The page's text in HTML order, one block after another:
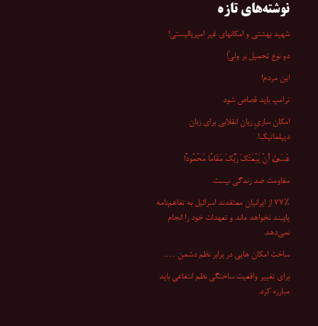
نوشته‌های تازه
شهید بهشتی و امکانهای غیر امپریالیستی!
دو نوع تحمیل بر ولیّ!
این مردم!
ترامپ باید قصاص شود
امکان سازیِ زبان انقلابی برای زبان
دیپلماتیک!
عَسَىٰ أَنْ یَبْعَثَکَ رَبُّکَ مَقَامًا مَحْمُودًا
مقاومت ضد زندگی نیست.
۷۷٪ از ایرانیان معتقدند اسرائیل به تفاهم‌نامه
پایبند نخواهد ماند و تعهدات خود را انجام
نمی‌دهد.
ساخت امکان هایی در برابر نظم دشمن ….
برای تغییر واقعیت ساختگی نظم انتفاعی باید
مبارزه کرد.